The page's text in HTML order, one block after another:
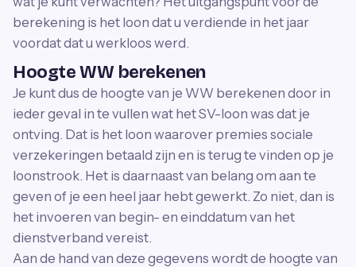
berekening is het loon dat u verdiende in het jaar
voordat dat u werkloos werd.
Hoogte WW berekenen
Je kunt dus de hoogte van je WW berekenen door in
ieder geval in te vullen wat het SV-loon was dat je
ontving. Dat is het loon waarover premies sociale
verzekeringen betaald zijn en is terug te vinden op je
loonstrook. Het is daarnaast van belang om aan te
geven of je een heel jaar hebt gewerkt. Zo niet, dan is
het invoeren van begin- en einddatum van het
dienstverband vereist.
Aan de hand van deze gegevens wordt de hoogte van